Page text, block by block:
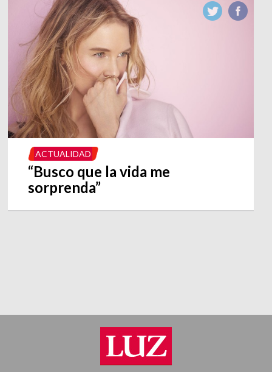
ACTUALIDAD
“Busco que la vida me
sorprenda”